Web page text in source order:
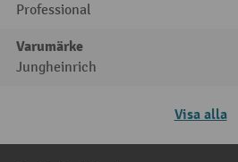
Professional
Varumärke
Jungheinrich
Visa alla